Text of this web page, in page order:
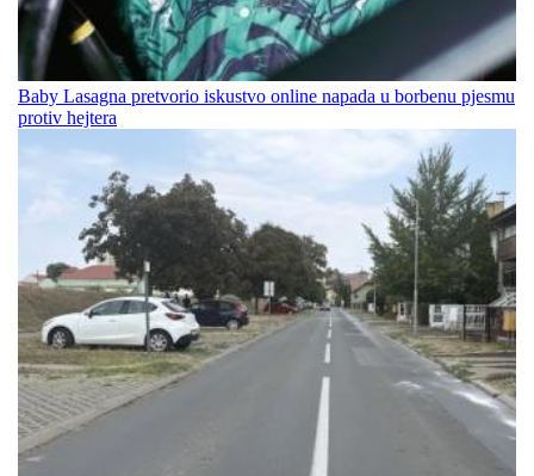
Baby Lasagna pretvorio iskustvo online napada u borbenu pjesmu
protiv hejtera